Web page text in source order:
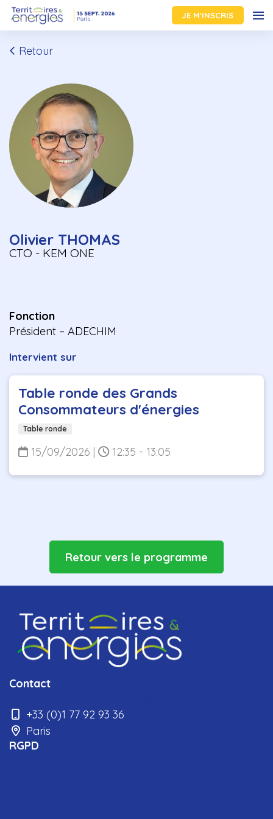
JE M'INSCRIS
Retour
Olivier THOMAS
CTO - KEM ONE
Fonction
Président – ADECHIM
Intervient sur
Table ronde des Grands
Consommateurs d'énergies
Table ronde
15/09/2026 | 12:35 - 13:05
Retour vers le programme
Contact
+33 (0)1 77 92 93 36
Paris
RGPD